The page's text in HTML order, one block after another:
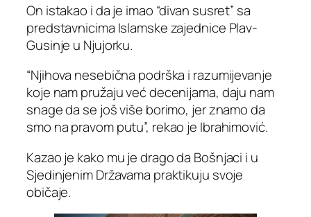
On istakao i da je imao “divan susret” sa
predstavnicima Islamske zajednice Plav-
Gusinje u Njujorku.
“Njihova nesebična podrška i razumijevanje
koje nam pružaju već decenijama, daju nam
snage da se još više borimo, jer znamo da
smo na pravom putu”, rekao je Ibrahimović.
Kazao je kako mu je drago da Bošnjaci i u
Sjedinjenim Državama praktikuju svoje
običaje.